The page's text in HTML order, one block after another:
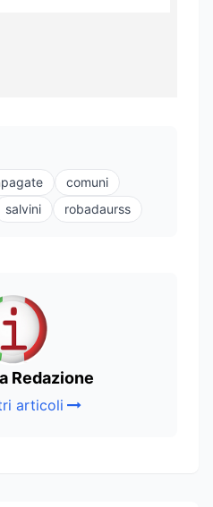
comuni
salvini robadaurss
Redazione
articoli